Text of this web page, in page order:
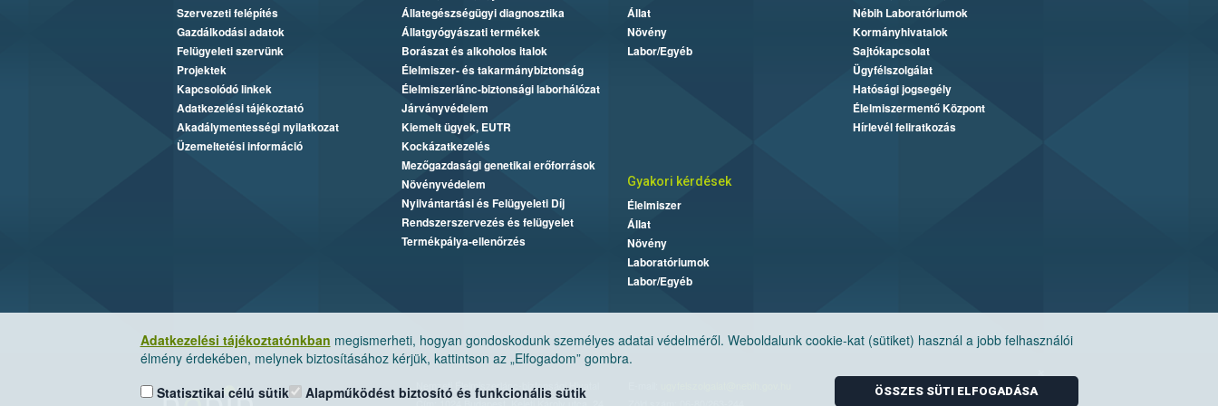
Adatkezelési tájékoztatónkban megismerheti, hogyan gondoskodunk személyes adatai védelméről. Weboldalunk cookie-kat (sütiket) használ a jobb felhasználói
élmény érdekében, melynek biztosításához kérjük, kattintson az „Elfogadom” gombra.
Statisztikai célú sütik
Alapműködést biztosító és funkcionális sütik ÖSSZES SÜTI ELFOGADÁSA
Szervezeti felépítés
Gazdálkodási adatok
Felügyeleti szervünk
Projektek
Kapcsolódó linkek
Adatkezelési tájékoztató
Akadálymentességi nyilatkozat
Üzemeltetési információ
Állategészségügyi diagnosztika
Állatgyógyászati termékek
Borászat és alkoholos italok
Élelmiszer- és takarmánybiztonság
Élelmiszerlánc-biztonsági laborhálózat
Járványvédelem
Kiemelt ügyek, EUTR
Kockázatkezelés
Mezőgazdasági genetikai erőforrások
Növényvédelem
Nyilvántartási és Felügyeleti Díj
Rendszerszervezés és felügyelet
Termékpálya-ellenőrzés
Állat
Növény
Labor/Egyéb
Nébih Laboratóriumok
Kormányhivatalok
Sajtókapcsolat
Ügyfélszolgálat
Hatósági jogsegély
Élelmiszermentő Központ
Hírlevél feliratkozás
Gyakori kérdések
Élelmiszer
Állat
Növény
Laboratóriumok
Labor/Egyéb
Nemzeti Élelmiszerlánc-biztonsági Hivatal